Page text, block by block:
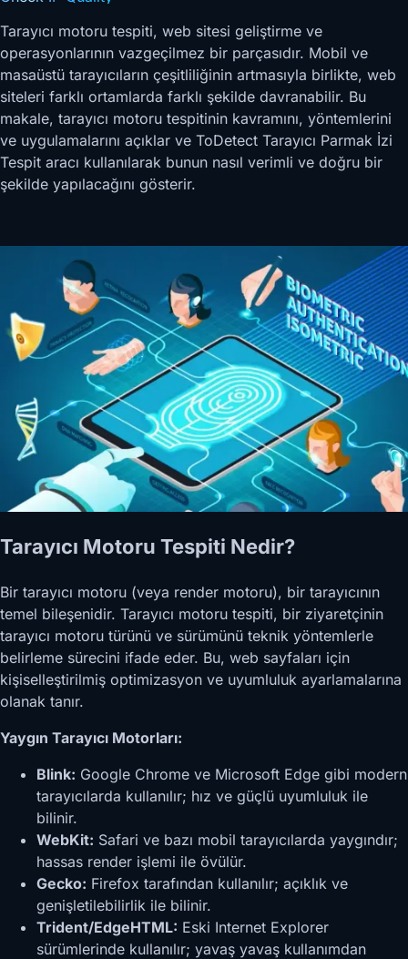
Tarayıcı motoru tespiti, web sitesi geliştirme ve
operasyonlarının vazgeçilmez bir parçasıdır. Mobil ve
masaüstü tarayıcıların çeşitliliğinin artmasıyla birlikte, web
siteleri farklı ortamlarda farklı şekilde davranabilir. Bu
makale, tarayıcı motoru tespitinin kavramını, yöntemlerini
ve uygulamalarını açıklar ve ToDetect Tarayıcı Parmak İzi
Tespit aracı kullanılarak bunun nasıl verimli ve doğru bir
şekilde yapılacağını gösterir.
Tarayıcı Motoru Tespiti Nedir?
Bir tarayıcı motoru (veya render motoru), bir tarayıcının
temel bileşenidir. Tarayıcı motoru tespiti, bir ziyaretçinin
tarayıcı motoru türünü ve sürümünü teknik yöntemlerle
belirleme sürecini ifade eder. Bu, web sayfaları için
kişiselleştirilmiş optimizasyon ve uyumluluk ayarlamalarına
olanak tanır.
Yaygın Tarayıcı Motorları:
Blink: Google Chrome ve Microsoft Edge gibi modern
tarayıcılarda kullanılır; hız ve güçlü uyumluluk ile
bilinir.
WebKit: Safari ve bazı mobil tarayıcılarda yaygındır;
hassas render işlemi ile övülür.
Gecko: Firefox tarafından kullanılır; açıklık ve
genişletilebilirlik ile bilinir.
Trident/EdgeHTML: Eski Internet Explorer
sürümlerinde kullanılır; yavaş yavaş kullanımdan